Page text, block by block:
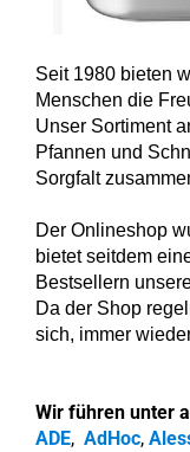
Seit 1980 bieten
Menschen die
Unser Sortiment
Pfannen und
Sorgfalt
Der Onlineshop
bietet seitdem
Bestsellern
Da der Shop
sich, immer
Wir führen unter
ADE, AdHoc,